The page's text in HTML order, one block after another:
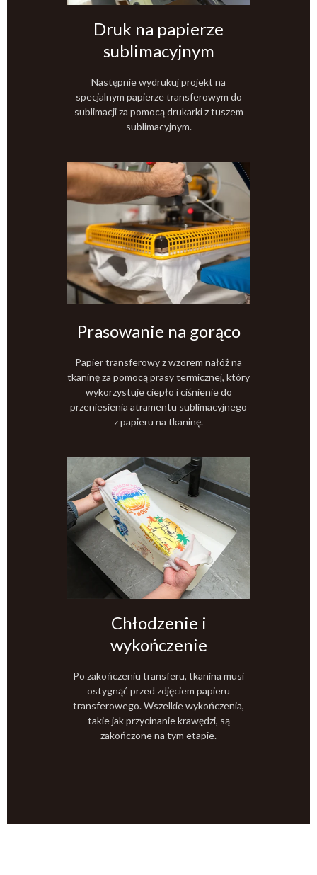
Druk na papierze
sublimacyjnym
Następnie wydrukuj projekt na
specjalnym papierze transferowym do
sublimacji za pomocą drukarki z tuszem
sublimacyjnym.
Prasowanie na gorąco
Papier transferowy z wzorem nałóż na
tkaninę za pomocą prasy termicznej, który
wykorzystuje ciepło i ciśnienie do
przeniesienia atramentu sublimacyjnego
z papieru na tkaninę.
Chłodzenie i
wykończenie
Po zakończeniu transferu, tkanina musi
ostygnąć przed zdjęciem papieru
transferowego. Wszelkie wykończenia,
takie jak przycinanie krawędzi, są
zakończone na tym etapie.